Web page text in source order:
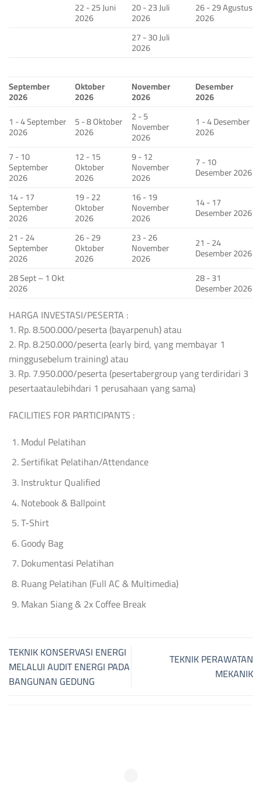
22 - 25 Juni
2026
20 - 23 Juli
2026
26 - 29 Agustus
2026
27 - 30 Juli
2026
September
2026
Oktober
2026
November
2026
Desember
2026
1 - 4 September
2026
5 - 8 Oktober
2026
2 - 5
November
2026
1 - 4 Desember
2026
7 - 10
September
2026
12 - 15
Oktober
2026
9 - 12
November
2026
7 - 10
Desember 2026
14 - 17
September
2026
19 - 22
Oktober
2026
16 - 19
November
2026
14 - 17
Desember 2026
21 - 24
September
2026
26 - 29
Oktober
2026
23 - 26
November
2026
21 - 24
Desember 2026
28 Sept – 1 Okt
2026
28 - 31
Desember 2026
HARGA INVESTASI/PESERTA :
1. Rp. 8.500.000/peserta (bayarpenuh) atau
2. Rp. 8.250.000/peserta (early bird, yang membayar 1
minggusebelum training) atau
3. Rp. 7.950.000/peserta (pesertabergroup yang terdiridari 3
pesertaataulebihdari 1 perusahaan yang sama)
FACILITIES FOR PARTICIPANTS :
Modul Pelatihan
Sertifikat Pelatihan/Attendance
Instruktur Qualified
Notebook & Ballpoint
T-Shirt
Goody Bag
Dokumentasi Pelatihan
Ruang Pelatihan (Full AC & Multimedia)
Makan Siang & 2x Coffee Break
TEKNIK KONSERVASI ENERGI
MELALUI AUDIT ENERGI PADA
BANGUNAN GEDUNG
TEKNIK PERAWATAN
MEKANIK